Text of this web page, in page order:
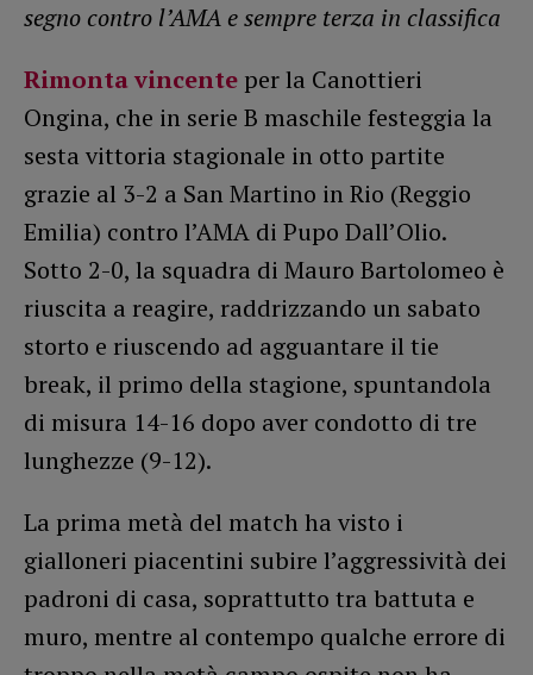
segno contro l’AMA e sempre terza in classifica
Rimonta vincente per la Canottieri
Ongina, che in serie B maschile festeggia la
sesta vittoria stagionale in otto partite
grazie al 3-2 a San Martino in Rio (Reggio
Emilia) contro l’AMA di Pupo Dall’Olio.
Sotto 2-0, la squadra di Mauro Bartolomeo è
riuscita a reagire, raddrizzando un sabato
storto e riuscendo ad agguantare il tie
break, il primo della stagione, spuntandola
di misura 14-16 dopo aver condotto di tre
lunghezze (9-12).
La prima metà del match ha visto i
gialloneri piacentini subire l’aggressività dei
padroni di casa, soprattutto tra battuta e
muro, mentre al contempo qualche errore di